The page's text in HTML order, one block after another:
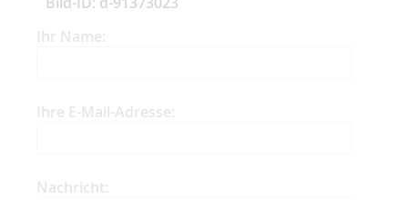
Ihr Name:
Ihre E-Mail-Adresse:
Nachricht: